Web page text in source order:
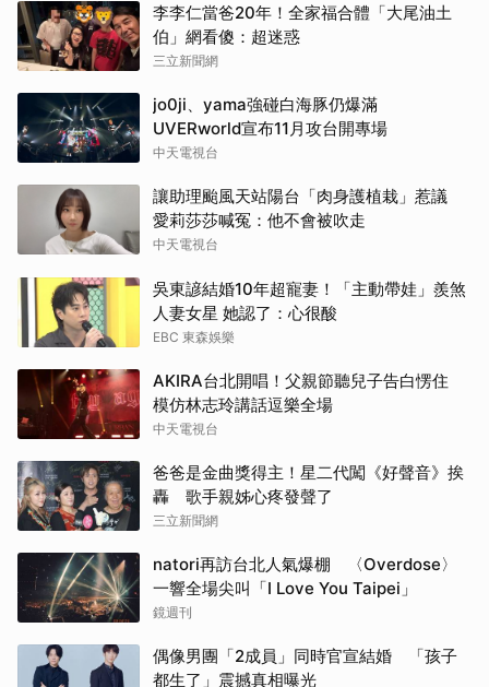
李李仁當爸20年！全家福合體「大尾油土
伯」網看傻：超迷惑
三立新聞網
jo0ji、yama強碰白海豚仍爆滿
UVERworld宣布11月攻台開專場
中天電視台
讓助理颱風天站陽台「肉身護植栽」惹議
愛莉莎莎喊冤：他不會被吹走
中天電視台
吳東諺結婚10年超寵妻！「主動帶娃」羨煞
人妻女星 她認了：心很酸
EBC 東森娛樂
AKIRA台北開唱！父親節聽兒子告白愣住
模仿林志玲講話逗樂全場
中天電視台
爸爸是金曲獎得主！星二代闖《好聲音》挨
轟 歌手親姊心疼發聲了
三立新聞網
natori再訪台北人氣爆棚 〈Overdose〉
一響全場尖叫「I Love You Taipei」
鏡週刊
偶像男團「2成員」同時官宣結婚 「孩子
都生了」震撼真相曝光